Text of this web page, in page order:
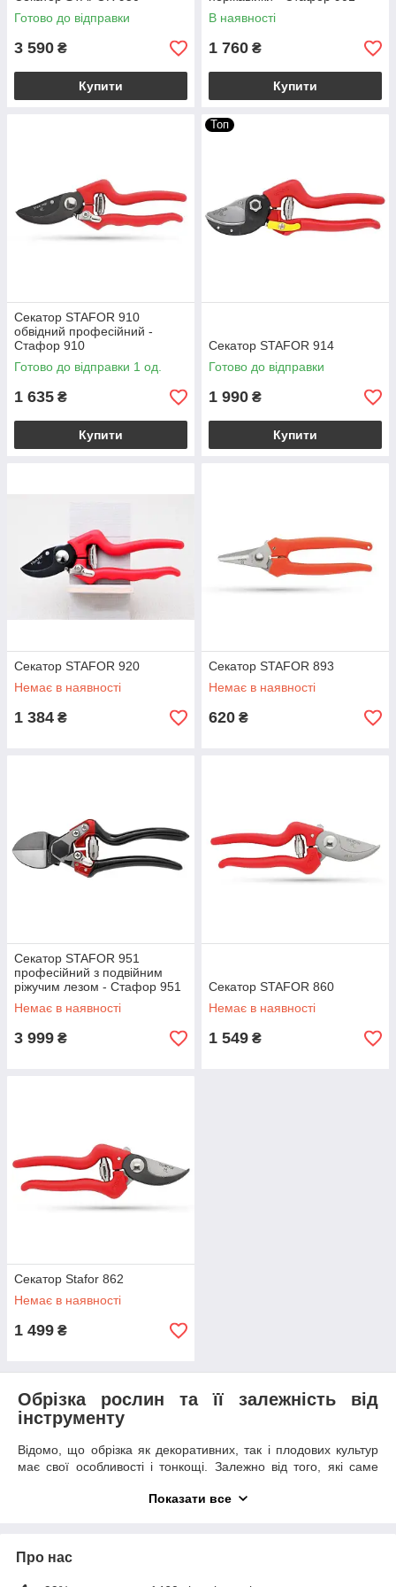
Готово до відправки
3 590 ₴
Купити
В наявності
1 760 ₴
Купити
Секатор STAFOR 910
обвідний професійний -
Стафор 910
Готово до відправки 1 од.
1 635 ₴
Купити
Топ
Секатор STAFOR 914
Готово до відправки
1 990 ₴
Купити
Секатор STAFOR 920
Немає в наявності
1 384 ₴
Секатор STAFOR 893
Немає в наявності
620 ₴
Секатор STAFOR 951
професійний з подвійним
ріжучим лезом - Стафор 951
Немає в наявності
3 999 ₴
Секатор STAFOR 860
Немає в наявності
1 549 ₴
Секатор Stafor 862
Немає в наявності
1 499 ₴
Обрізка рослин​ та її залежність від
інструменту
Відомо, що обрізка як декоративних, так і плодових культур
має свої особливості і тонкощі. Залежно від того, які саме
інструмент. Наприклад, процес обрізки живих пагонів має
здатності розвиватися. Кора в такому випадку повинна
залишатися неушкодженою.
Показати все
Про нас